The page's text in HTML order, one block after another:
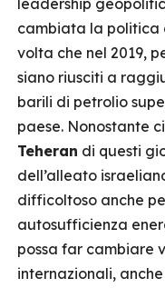
leadership
cambiata la politica
volta che nel 2019,
siano riusciti a
barili di petrolio
paese. Nonostante
Teheran di questi
dell’alleato
difficoltoso anche
autosufficienza
possa far cambiare
internazionali,